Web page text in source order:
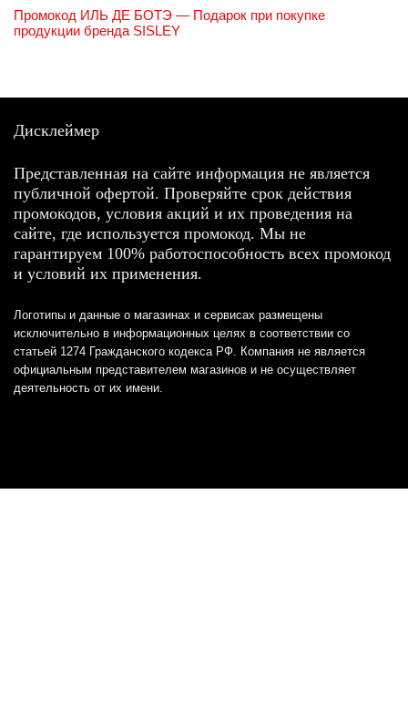
Промокод ИЛЬ ДЕ БОТЭ — Подарок при покупке
продукции бренда SISLEY
Дисклеймер
Представленная на сайте информация не является
публичной офертой. Проверяйте срок действия
промокодов, условия акций и их проведения на
сайте, где используется промокод. Мы не
гарантируем 100% работоспособность всех промокод
и условий их применения.
Логотипы и данные о магазинах и сервисах размещены
исключительно в информационных целях в соответствии со
статьей 1274 Гражданского кодекса РФ. Компания не является
официальным представителем магазинов и не осуществляет
деятельность от их имени.